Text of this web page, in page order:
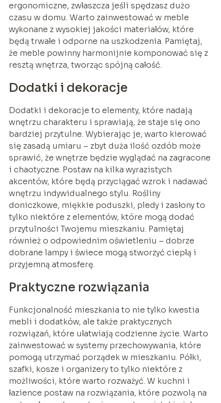
ergonomiczne, zwłaszcza jeśli spędzasz dużo
czasu w domu. Warto zainwestować w meble
wykonane z wysokiej jakości materiałów, które
będą trwałe i odporne na uszkodzenia. Pamiętaj,
że meble powinny harmonijnie komponować się z
resztą wnętrza, tworząc spójną całość.
Dodatki i dekoracje
Dodatki i dekoracje to elementy, które nadają
wnętrzu charakteru i sprawiają, że staje się ono
bardziej przytulne. Wybierając je, warto kierować
się zasadą umiaru – zbyt duża ilość ozdób może
sprawić, że wnętrze będzie wyglądać na zagracone
i chaotyczne. Postaw na kilka wyrazistych
akcentów, które będą przyciągać wzrok i nadawać
wnętrzu indywidualnego stylu. Rośliny
doniczkowe, miękkie poduszki, pledy i zasłony to
tylko niektóre z elementów, które mogą dodać
przytulności Twojemu mieszkaniu. Pamiętaj
również o odpowiednim oświetleniu – dobrze
dobrane lampy i świece mogą stworzyć ciepłą i
przyjemną atmosferę.
Praktyczne rozwiązania
Funkcjonalność mieszkania to nie tylko kwestia
mebli i dodatków, ale także praktycznych
rozwiązań, które ułatwiają codzienne życie. Warto
zainwestować w systemy przechowywania, które
pomogą utrzymać porządek w mieszkaniu. Półki,
szafki, kosze i organizery to tylko niektóre z
możliwości, które warto rozważyć. W kuchni i
łazience postaw na rozwiązania, które pozwolą na